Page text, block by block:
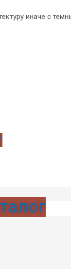
иначе с